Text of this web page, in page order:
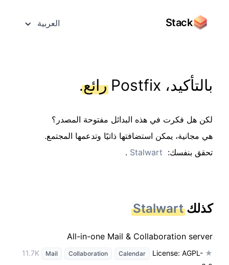
Stack العربية
بالتأكيد، Postfix رائع.
لكن هل فكرت في هذه البدائل مفتوحة المصدر؟
هي مجانية، يمكن استضافتها ذاتيًا وتدعمها المجتمع.
تحقق بنفسك: Stalwart
.
كذلكStalwart
All-in-one Mail & Collaboration server
★ 11.7K
Mail Collaboration Calendar
License: AGPL-